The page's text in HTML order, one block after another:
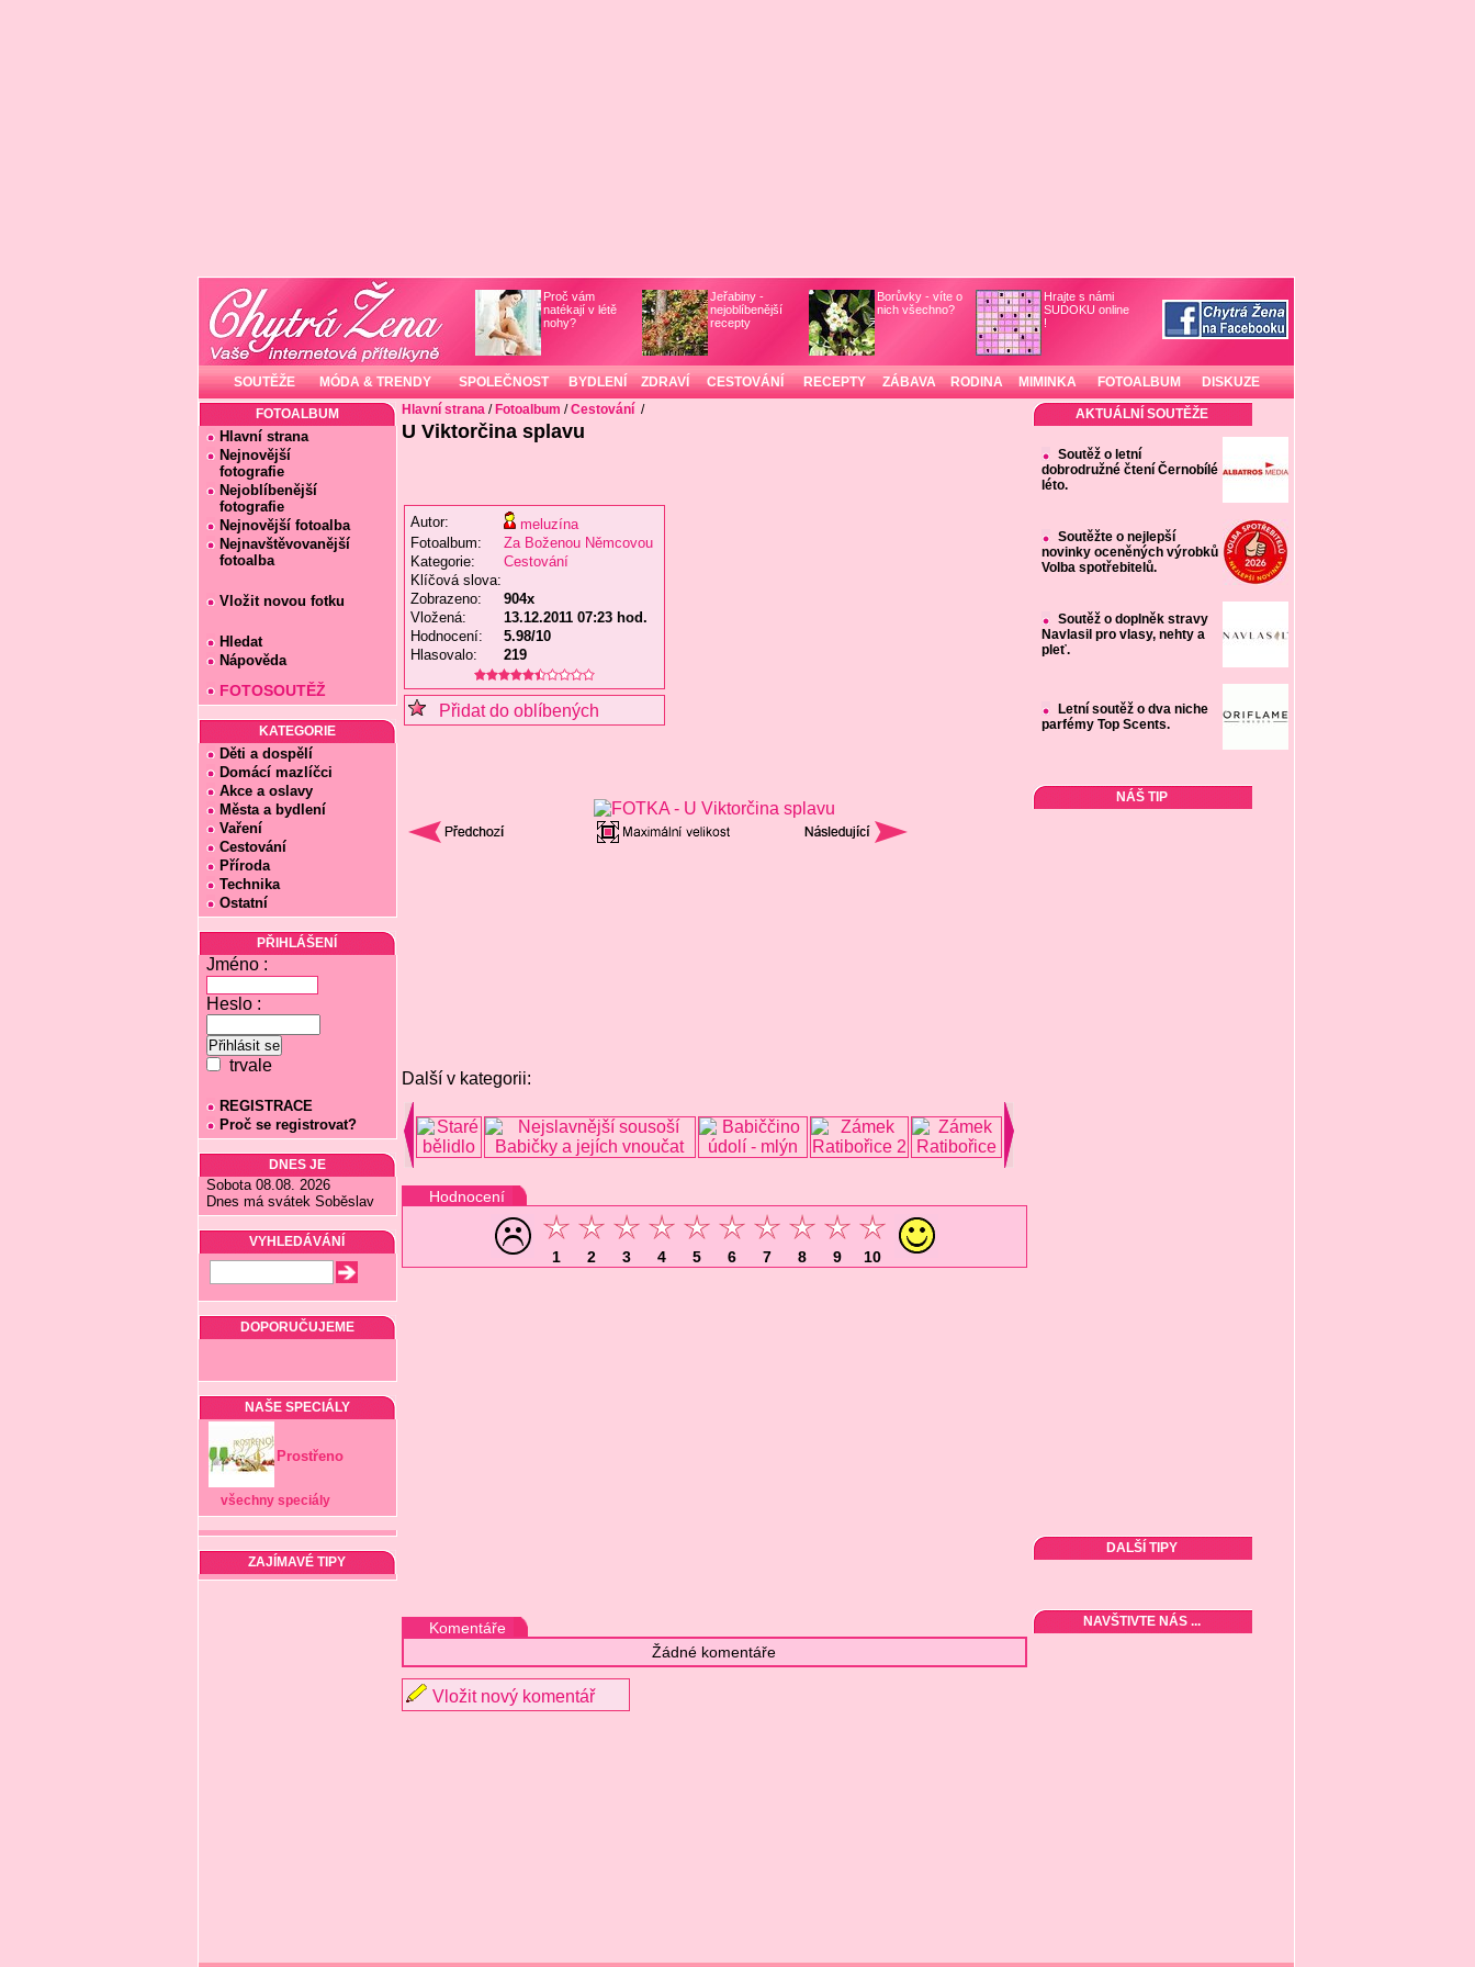
Proč vám
natékají v létě
nohy?
Jeřabiny -
nejoblíbenější
recepty
Borůvky - víte o
nich všechno?
Hrajte s námi
SUDOKU online
!
SOUTĚŽE MÓDA & TRENDY SPOLEČNOST BYDLENÍ ZDRAVÍ CESTOVÁNÍ RECEPTY ZÁBAVA RODINA MIMINKA FOTOALBUM DISKUZE
FOTOALBUM
Hlavní strana
Nejnovější
fotografie
Nejoblíbenější
fotografie
Nejnovější fotoalba
Nejnavštěvovanější
fotoalba
Vložit novou fotku
Hledat
Nápověda
FOTOSOUTĚŽ
KATEGORIE
Děti a dospělí
Domácí mazlíčci
Akce a oslavy
Města a bydlení
Vaření
Cestování
Příroda
Technika
Ostatní
PŘIHLÁŠENÍ
Jméno :
Heslo :
trvale
REGISTRACE
Proč se registrovat?
DNES JE
Sobota 08.08. 2026
Dnes má svátek Soběslav
VYHLEDÁVÁNÍ
DOPORUČUJEME
NAŠE SPECIÁLY
Prostřeno
všechny speciály
ZAJÍMAVÉ TIPY
Hlavní strana/ Fotoalbum /Cestování /
U Viktorčina splavu
Autor:
meluzína
Fotoalbum:
Za Boženou Němcovou
Kategorie:
Cestování
Klíčová slova:
Zobrazeno:
904x
Vložená:
13.12.2011 07:23 hod.
Hodnocení:
5.98/10
Hlasovalo:
219
Přidat do oblíbených
Další v kategorii:
Hodnocení
1 2 3 4 5 6 7 8 9 10
Komentáře
Žádné komentáře
Vložit nový komentář
AKTUÁLNÍ SOUTĚŽE
Soutěž o letní
dobrodružné čtení Černobílé
léto.
Soutěžte o nejlepší
novinky oceněných výrobků
Volba spotřebitelů.
Soutěž o doplněk stravy
Navlasil pro vlasy, nehty a
pleť.
Letní soutěž o dva niche
parfémy Top Scents.
NÁŠ TIP
DALŠÍ TIPY
NAVŠTIVTE NÁS ...